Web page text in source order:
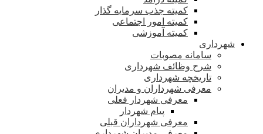
کمیته جذب سرمایه گذار
کمیته امور اجتماعی
کمیته آموزشی
شهرداری
سامانه مصوبات
شرح وظائف شهرداری
تاریخچه شهرداری
معرفی شهرداران و مدیران
معرفی شهردار فعلی
پیام شهردار
معرفی شهرداران قبلی